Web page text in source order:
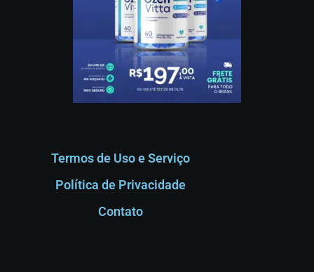
Termos de Uso e Serviço
Política de Privacidade
Contato